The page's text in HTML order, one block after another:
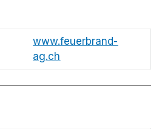
www.feuerbrand-
ag.ch